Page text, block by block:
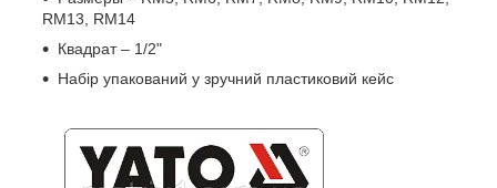
RM13, RM14
Квадрат – 1/2"
Набір упакований у зручний пластиковий кейс